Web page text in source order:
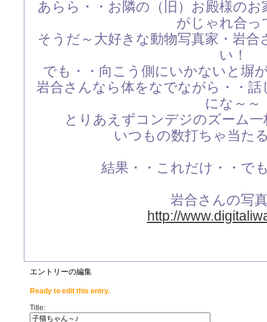
あらら・・お隣の（旧）お殿様の
がじゃれ合っ
そうだ～大好きな動物写真家・岩
い！
でも・・向こう側にいかないと塀
岩合さんなら体をなでながら・・
にな～～
とりあえずコンデジのズーム
いつもの数打ちゃ当た
結果・・これだけ・・で
岩合さんの写
http://
エントリーの編集
Ready to edit this entry.
Title: